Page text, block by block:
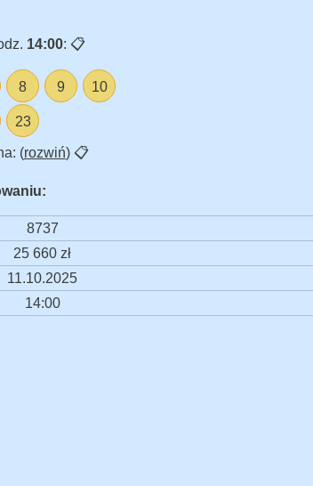
14:00: 📋
8 9 10
23
(rozwiń) 📋
8737
25 660 zł
11.10.2025
14:00